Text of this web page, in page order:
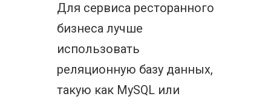
Для сервиса ресторанного
бизнеса лучше
использовать
реляционную базу данных,
такую как MySQL или